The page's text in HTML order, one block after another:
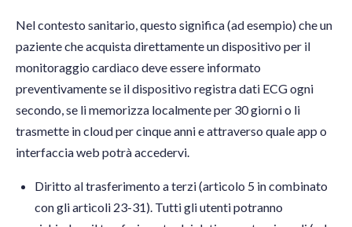
Nel contesto sanitario, questo significa (ad esempio) che un
paziente che acquista direttamente un dispositivo per il
monitoraggio cardiaco deve essere informato
preventivamente se il dispositivo registra dati ECG ogni
secondo, se li memorizza localmente per 30 giorni o li
trasmette in cloud per cinque anni e attraverso quale app o
interfaccia web potrà accedervi.
Diritto al trasferimento a terzi (articolo 5 in combinato
con gli articoli 23-31). Tutti gli utenti potranno